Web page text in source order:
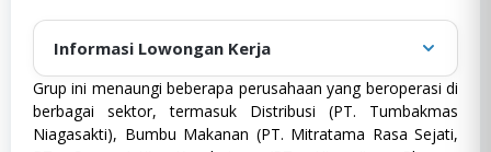
Informasi Lowongan Kerja
Diposting oleh
admin
Tanggal publikasi
: Oktober 22, 2024
Grup ini menaungi beberapa perusahaan yang beroperasi di
berbagai sektor, termasuk Distribusi (PT. Tumbakmas
Niagasakti), Bumbu Makanan (PT. Mitratama Rasa Sejati,